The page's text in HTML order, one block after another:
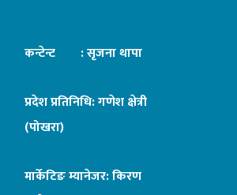
कन्टेन्ट : सृजना थापा
प्रदेश प्रतिनिधि: गणेश क्षेत्री
(पोखरा)
मार्केटिङ म्यानेजर: किरण